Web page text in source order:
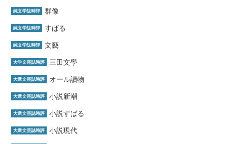
純文学誌時評 群像
純文学誌時評 すばる
純文学誌時評 文藝
大学文芸誌時評 三田文學
大衆文芸誌時評 オール讀物
大衆文芸誌時評 小説新潮
大衆文芸誌時評 小説すばる
大衆文芸誌時評 小説現代